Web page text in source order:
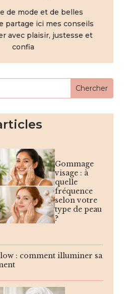
de mode et de belles
partage ici mes conseils
avec plaisir, justesse et
confia
Gommage
visage : à
quelle
fréquence
selon votre
type de peau
?
: comment illuminer sa